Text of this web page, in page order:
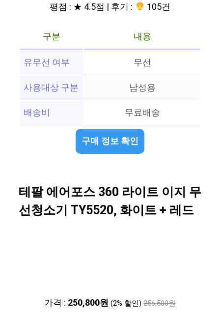
평점 : ★ 4.5점 | 후기 : 105건
구분
내용
유무선 여부
무선
사용대상 구분
남성용
배송비
무료배송
구매 정보 확인
테팔 에어포스 360 라이트 이지 무
선청소기 TY5520, 화이트 + 레드
가격 : 250,800원 (2% 할인) 256,500원